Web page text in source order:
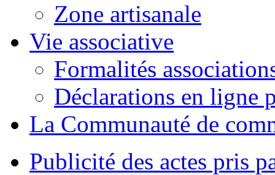
Zone artisanale
Vie associative
Formalités
Déclarations en ligne
La Communauté de
Publicité des actes pris